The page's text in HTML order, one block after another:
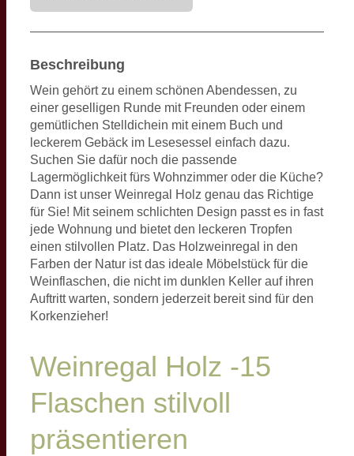
Beschreibung
Wein gehört zu einem schönen Abendessen, zu
einer geselligen Runde mit Freunden oder einem
gemütlichen Stelldichein mit einem Buch und
leckerem Gebäck im Lesesessel einfach dazu.
Suchen Sie dafür noch die passende
Lagermöglichkeit fürs Wohnzimmer oder die Küche?
Dann ist unser Weinregal Holz genau das Richtige
für Sie! Mit seinem schlichten Design passt es in fast
jede Wohnung und bietet den leckeren Tropfen
einen stilvollen Platz. Das Holzweinregal in den
Farben der Natur ist das ideale Möbelstück für die
Weinflaschen, die nicht im dunklen Keller auf ihren
Auftritt warten, sondern jederzeit bereit sind für den
Korkenzieher!
Weinregal Holz -15
Flaschen stilvoll
präsentieren